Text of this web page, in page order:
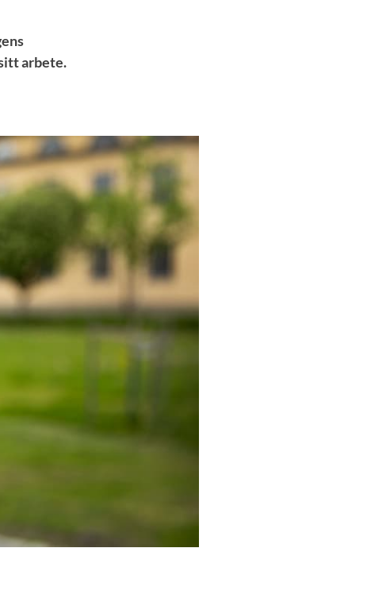
arbete.